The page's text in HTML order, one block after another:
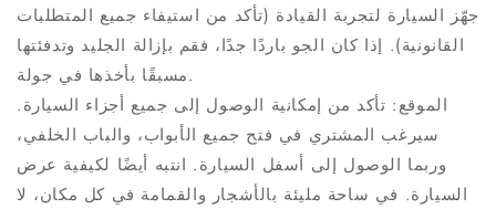
جهّز السيارة لتجربة القيادة (تأكد من استيفاء جميع المتطلبات
القانونية). إذا كان الجو باردًا جدًا، فقم بإزالة الجليد وتدفئتها
مسبقًا بأخذها في جولة.
الموقع: تأكد من إمكانية الوصول إلى جميع أجزاء السيارة.
سيرغب المشتري في فتح جميع الأبواب، والباب الخلفي،
وربما الوصول إلى أسفل السيارة. انتبه أيضًا لكيفية عرض
السيارة. في ساحة مليئة بالأشجار والقمامة في كل مكان، لا